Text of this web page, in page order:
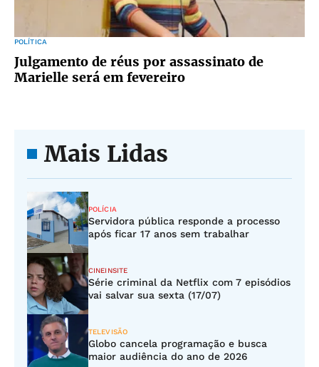
POLÍTICA
Julgamento de réus por assassinato de
Marielle será em fevereiro
Mais Lidas
POLÍCIA
Servidora pública responde a processo
após ficar 17 anos sem trabalhar
CINEINSITE
Série criminal da Netflix com 7 episódios
vai salvar sua sexta (17/07)
TELEVISÃO
Globo cancela programação e busca
maior audiência do ano de 2026